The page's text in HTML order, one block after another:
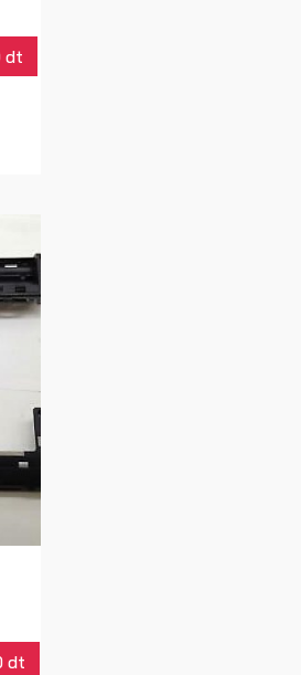
dt
dt